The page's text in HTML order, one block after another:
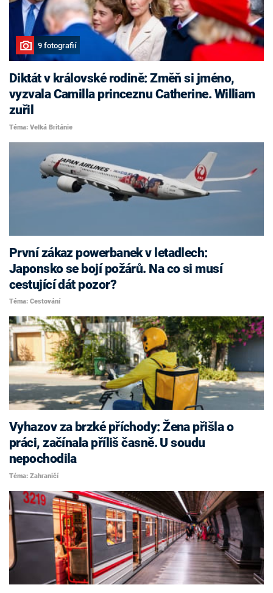
9 fotografií
Diktát v královské rodině: Změň si jméno,
vyzvala Camilla princeznu Catherine. William
zuřil
Téma: Velká Británie
První zákaz powerbanek v letadlech:
Japonsko se bojí požárů. Na co si musí
cestující dát pozor?
Téma: Cestování
Vyhazov za brzké příchody: Žena přišla o
práci, začínala příliš časně. U soudu
nepochodila
Téma: Zahraničí